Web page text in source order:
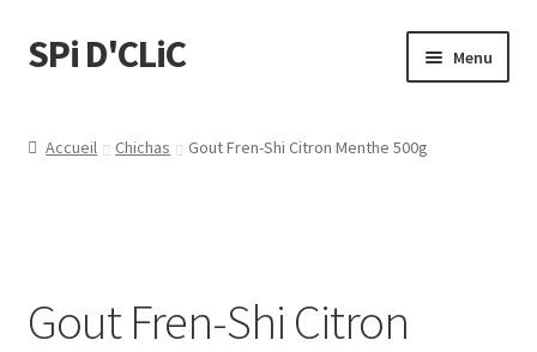
SPi D'CLiC Menu
Tubeuses/Rouleuses
Accueil Chichas Gout Fren-Shi Citron Menthe 500g
Gout Fren-Shi Citron